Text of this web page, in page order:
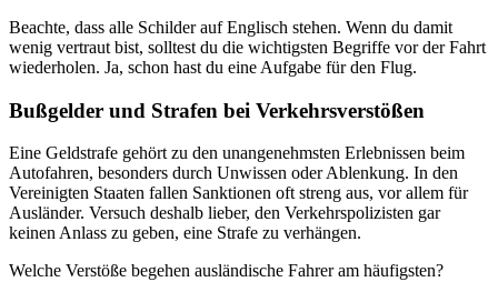
Beachte, dass alle Schilder auf Englisch stehen. Wenn du damit
wenig vertraut bist, solltest du die wichtigsten Begriffe vor der Fahrt
wiederholen. Ja, schon hast du eine Aufgabe für den Flug.
Bußgelder und Strafen bei Verkehrsverstößen
Eine Geldstrafe gehört zu den unangenehmsten Erlebnissen beim
Autofahren, besonders durch Unwissen oder Ablenkung. In den
Vereinigten Staaten fallen Sanktionen oft streng aus, vor allem für
Ausländer. Versuch deshalb lieber, den Verkehrspolizisten gar
keinen Anlass zu geben, eine Strafe zu verhängen.
Welche Verstöße begehen ausländische Fahrer am häufigsten?